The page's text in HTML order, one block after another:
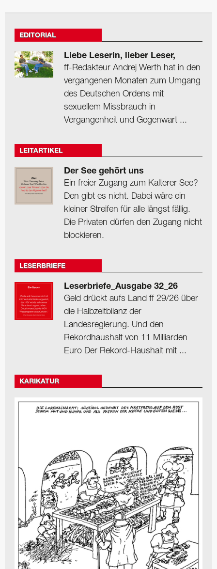
EDITORIAL
Liebe Leserin, lieber Leser,
ff-Redakteur Andrej Werth hat in den
vergangenen Monaten zum Umgang
des Deutschen Ordens mit
sexuellem Missbrauch in
Vergangenheit und Gegenwart ...
LEITARTIKEL
Der See gehört uns
Ein freier Zugang zum Kalterer See?
Den gibt es nicht. Dabei wäre ein
kleiner Streifen für alle längst fällig.
Die Privaten dürfen den Zugang nicht
blockieren.
LESERBRIEFE
Leserbriefe_Ausgabe 32_26
Geld drückt aufs Land ff 29/26 über
die Halbzeitbilanz der
Landesregierung. Und den
Rekordhaushalt von 11 Milliarden
Euro Der Rekord-Haushalt mit ...
KARIKATUR